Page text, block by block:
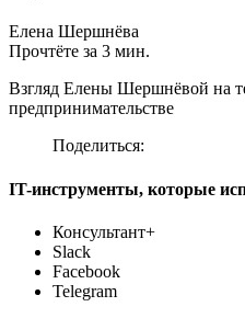
Елена Шершнёва
Прочтёте за 3 мин.
Взгляд Елены Шершнёвой на
предпринимательстве
Поделиться:
IT-инструменты, которые
Консультант+
Slack
Facebook
Telegram